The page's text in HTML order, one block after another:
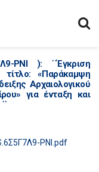
ΡΝΙ ): ΄΄Έγκριση
«Παράκαμψη
Αρχαιολογικού
για ένταξη και
ΡΝΙ.pdf